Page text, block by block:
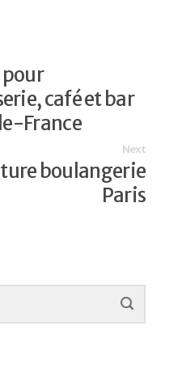
pour
café et bar
France
Next
boulangerie
Paris